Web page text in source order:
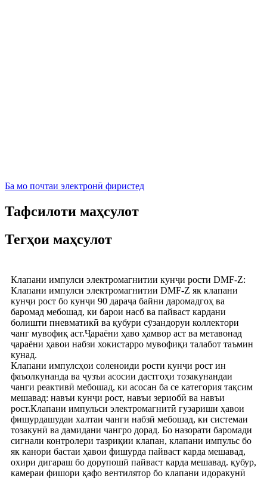
Ба мо почтаи электронӣ фиристед
Тафсилоти маҳсулот
Тегҳои маҳсулот
Клапани импулси электромагнитии кунҷи рости DMF-Z:
Клапани импулси электромагнитии DMF-Z як клапани
кунҷи рост бо кунҷи 90 дараҷа байни даромадгоҳ ва
баромад мебошад, ки барои насб ва пайваст кардани
болишти пневматикӣ ва қубури сӯзандоруи коллектори
чанг мувофиқ аст.Ҷараёни ҳаво ҳамвор аст ва метавонад
ҷараёни ҳавои набзи хокистарро мувофиқи талабот таъмин
кунад.
Клапани импулсҳои соленоиди рости кунҷи рост ин
фаъолкунанда ва ҷузъи асосии дастгоҳи тозакунандаи
чанги реактивӣ мебошад, ки асосан ба се категория тақсим
мешавад: навъи кунҷи рост, навъи зериобӣ ва навъи
рост.Клапани импульси электромагнитӣ гузариши ҳавои
фишурдашудаи халтаи чанги набзӣ мебошад, ки системаи
тозакунӣ ва дамидани чангро дорад. Бо назорати баромади
сигнали контролери тазриқии клапан, клапани импульс бо
як канори бастаи ҳавои фишурда пайваст карда мешавад,
охири дигараш бо дорупошӣ пайваст карда мешавад. қубур,
камераи фишори қафо вентилятор бо клапани идоракунӣ